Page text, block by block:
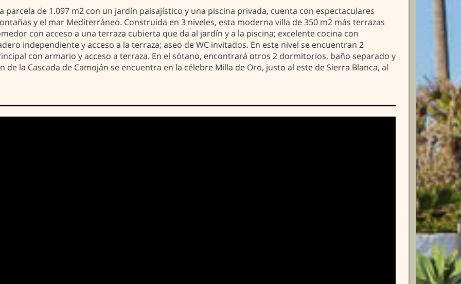
parcela de 1.097 m2 con un jardín paisajístico y una piscina privada, cuenta con espectaculares
y el mar Mediterráneo. Construida en 3 niveles, esta moderna villa de 350 m2 más terrazas
con acceso a una terraza cubierta que da al jardín y a la piscina; excelente cocina con
independiente y acceso a la terraza; aseo de WC invitados. En este nivel se encuentran 2
con armario y acceso a terraza. En el sótano, encontrará otros 2 dormitorios, baño separado y
de la Cascada de Camoján se encuentra en la célebre Milla de Oro, justo al este de Sierra Blanca, al